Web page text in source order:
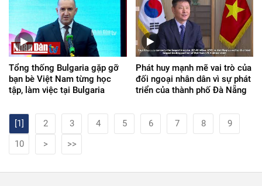
Tổng thống Bulgaria gặp gỡ
bạn bè Việt Nam từng học
tập, làm việc tại Bulgaria
Phát huy mạnh mẽ vai trò của
đối ngoại nhân dân vì sự phát
triển của thành phố Đà Nẵng
[1] 2 3 4 5 6 7 8
9
10
> >>